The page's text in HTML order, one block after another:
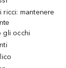
ricci: mantenere
gli occhi